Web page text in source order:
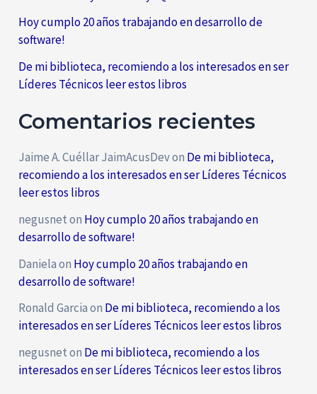
Hoy cumplo 20 años trabajando en desarrollo de
software!
De mi biblioteca, recomiendo a los interesados en ser
Líderes Técnicos leer estos libros
Comentarios recientes
Jaime A. Cuéllar JaimAcusDevon De mi biblioteca,
recomiendo a los interesados en ser Líderes Técnicos
leer estos libros
negusneton Hoy cumplo 20 años trabajando en
desarrollo de software!
Danielaon Hoy cumplo 20 años trabajando en
desarrollo de software!
Ronald Garciaon De mi biblioteca, recomiendo a los
interesados en ser Líderes Técnicos leer estos libros
negusneton De mi biblioteca, recomiendo a los
interesados en ser Líderes Técnicos leer estos libros